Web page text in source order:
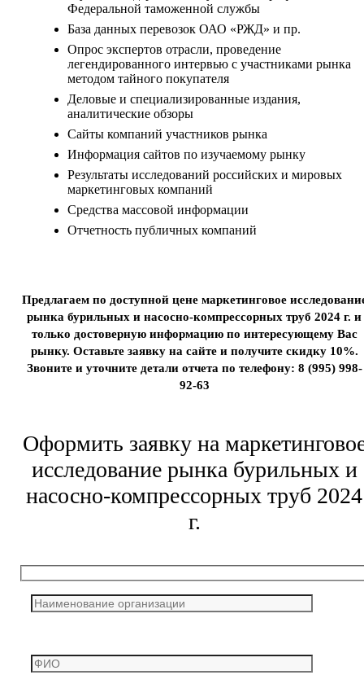
Федеральной таможенной службы
База данных перевозок ОАО «РЖД» и пр.
Опрос экспертов отрасли, проведение
легендированного интервью с участниками рынка
методом тайного покупателя
Деловые и специализированные издания,
аналитические обзоры
Сайты компаний участников рынка
Информация сайтов по изучаемому рынку
Результаты исследований российских и мировых
маркетинговых компаний
Средства массовой информации
Отчетность публичных компаний
Предлагаем по доступной цене маркетинговое
рынка бурильных и насосно-компрессорных труб 2024 г. и
только достоверную информацию по интересующему Вас
рынку. Оставьте заявку на сайте и получите скидку 10%.
Звоните и уточните детали отчета по телефону: 8 (995) 998-
92-63
Оформить заявку на
исследование рынка бурильных и
насосно-компрессорных труб 2024
г.